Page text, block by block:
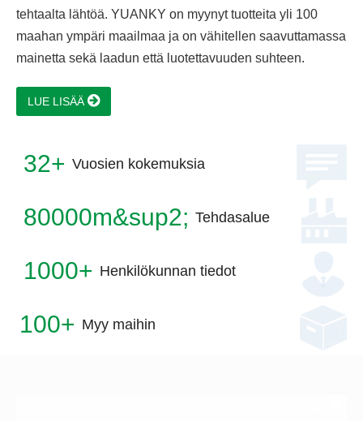
tehtaalta lähtöä. YUANKY on myynyt tuotteita yli 100
maahan ympäri maailmaa ja on vähitellen saavuttamassa
mainetta sekä laadun että luotettavuuden suhteen.
LUE LISÄÄ
32+ Vuosien kokemuksia
80000m&sup2; Tehdasalue
1000+ Henkilökunnan tiedot
100+ Myy maihin